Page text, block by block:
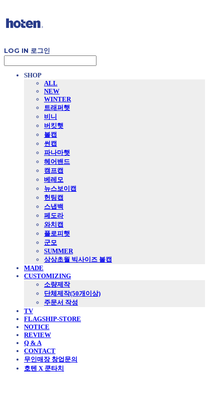
LOG IN 로그인
SHOP
ALL
NEW
WINTER
트래퍼햇
비니
버킷햇
볼캡
썬캡
파나마햇
헤어밴드
캠프캡
베레모
뉴스보이캡
헌팅캡
스냅백
페도라
와치캡
플로피햇
군모
SUMMER
상상초월 빅사이즈 볼캡
MADE
CUSTOMIZING
소량제작
단체제작(50개이상)
주문서 작성
TV
FLAGSHIP-STORE
NOTICE
REVIEW
Q & A
CONTACT
무인매장 창업문의
호텐 X 쿤타치